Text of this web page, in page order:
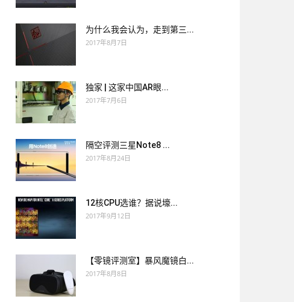
为什么我会认为，走到第三...
2017年8月7日
独家 | 这家中国AR眼...
2017年7月6日
隔空评测三星Note8 ...
2017年8月24日
12核CPU选谁？据说壕...
2017年9月12日
【零镜评测室】暴风魔镜白...
2017年8月8日